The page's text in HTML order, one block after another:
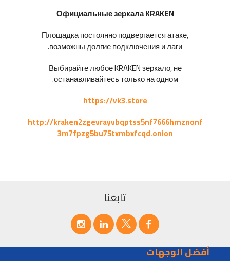
Официальные зеркала KRAKEN
Площадка постоянно подвергается атаке,
возможны долгие подключения и лаги.
Выбирайте любое KRAKEN зеркало, не
останавливайтесь только на одном.
https://vk3.store
http://kraken2zgevrayvbqptss5nf7666hmznonf
3m7fpzg5bu75txmbxfcqd.onion
تابعنا
أفضل الوجهات